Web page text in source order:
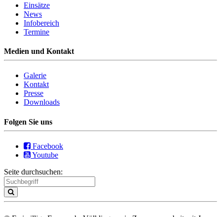
Einsätze
News
Infobereich
Termine
Medien und Kontakt
Galerie
Kontakt
Presse
Downloads
Folgen Sie uns
Facebook
Youtube
Seite durchsuchen: